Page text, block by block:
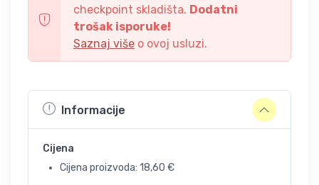
checkpoint skladišta. Dodatni
trošak isporuke!
Saznaj više o ovoj usluzi.
Informacije
Cijena
Cijena proizvoda: 18,60 €